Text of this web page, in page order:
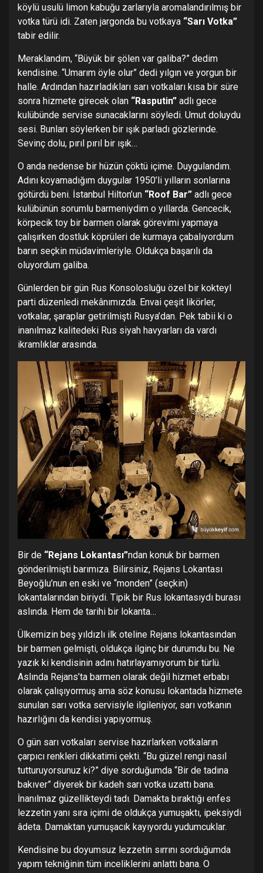
köylü usulü limon kabuğu zarlarıyla aromalandırılmış bir
votka türü idi. Zaten jargonda bu votkaya “Sarı Votka”
tabir edilir.
Meraklandım, “Büyük bir şölen var galiba?” dedim
kendisine. “Umarım öyle olur” dedi yılgın ve yorgun bir
halle. Ardından hazırladıkları sarı votkaları kısa bir süre
sonra hizmete girecek olan “Rasputin” adlı gece
kulübünde servise sunacaklarını söyledi. Umut doluydu
sesi. Bunları söylerken bir ışık parladı gözlerinde.
Sevinç dolu, pırıl pırıl bir ışık…
O anda nedense bir hüzün çöktü içime. Duygulandım.
Adını koyamadığım duygular 1950’li yılların sonlarına
götürdü beni. İstanbul Hilton’un “Roof Bar” adlı gece
kulübünün sorumlu barmeniydim o yıllarda. Gencecik,
körpecik toy bir barmen olarak görevimi yapmaya
çalışırken dostluk köprüleri de kurmaya çabalıyordum
barın seçkin müdavimleriyle. Oldukça başarılı da
oluyordum galiba.
Günlerden bir gün Rus Konsolosluğu özel bir kokteyl
parti düzenledi mekânımızda. Envai çeşit likörler,
votkalar, şaraplar getirilmişti Rusya’dan. Pek tabii ki o
inanılmaz kalitedeki Rus siyah havyarları da vardı
ikramlıklar arasında.
Bir de “Rejans Lokantası”ndan konuk bir barmen
gönderilmişti barımıza. Bilirsiniz, Rejans Lokantası
Beyoğlu’nun en eski ve “monden” (seçkin)
lokantalarından biriydi. Tipik bir Rus lokantasıydı burası
aslında. Hem de tarihi bir lokanta…
Ülkemizin beş yıldızlı ilk oteline Rejans lokantasından
bir barmen gelmişti, oldukça ilginç bir durumdu bu. Ne
yazık ki kendisinin adını hatırlayamıyorum bir türlü.
Aslında Rejans’ta barmen olarak değil hizmet erbabı
olarak çalışıyormuş ama söz konusu lokantada hizmete
sunulan sarı votka servisiyle ilgileniyor, sarı votkanın
hazırlığını da kendisi yapıyormuş.
O gün sarı votkaları servise hazırlarken votkaların
çarpıcı renkleri dikkatimi çekti. “Bu güzel rengi nasıl
tutturuyorsunuz ki?” diye sorduğumda “Bir de tadına
bakıver” diyerek bir kadeh sarı votka uzattı bana.
İnanılmaz güzellikteydi tadı. Damakta bıraktığı enfes
lezzetin yanı sıra içimi de oldukça yumuşaktı, ipeksiydi
âdeta. Damaktan yumuşacık kayıyordu yudumcuklar.
Kendisine bu doyumsuz lezzetin sırrını sorduğumda
yapım tekniğinin tüm inceliklerini anlattı bana. O